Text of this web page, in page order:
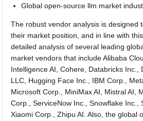
Global open-source llm market
The robust vendor analysis is designed
their market position, and in line with
detailed analysis of several leading
market vendors that include Alibaba
Intelligence AI, Cohere, Databricks Inc.,
LLC, Hugging Face Inc., IBM Corp.,
Microsoft Corp., MiniMax AI, Mistral AI,
Corp., ServiceNow Inc., Snowflake Inc.,
Xiaomi Corp., Zhipu AI. Also, the global